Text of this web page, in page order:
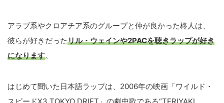
アラブ系やクロアチア系のグループと仲が良かった柊人は、
彼らが好きだったリル・ウェインや2PACを聴きラップが好き
になります。
はじめて聞いた日本語ラップは、2006年の映画「ワイルド・